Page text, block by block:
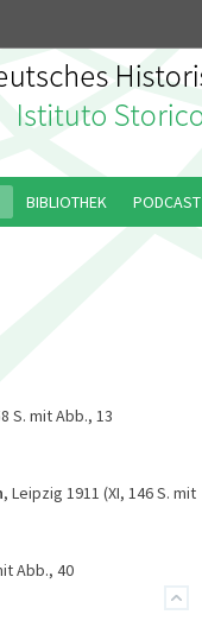
S. mit Abb., 13
, Leipzig 1911 (XI, 146 S. mit
Abb., 40
BIBLIOTHEK PODCAST